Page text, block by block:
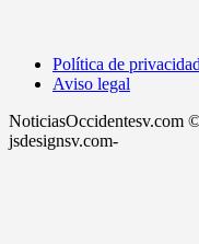
Política de privacidad
Aviso legal
NoticiasOccidentesv.com
jsdesignsv.com-